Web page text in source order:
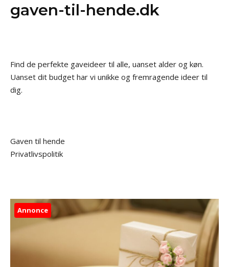
gaven-til-hende.dk
Find de perfekte gaveideer til alle, uanset alder og køn.
Uanset dit budget har vi unikke og fremragende ideer til
dig.
Gaven til hende
Privatlivspolitik
Annonce